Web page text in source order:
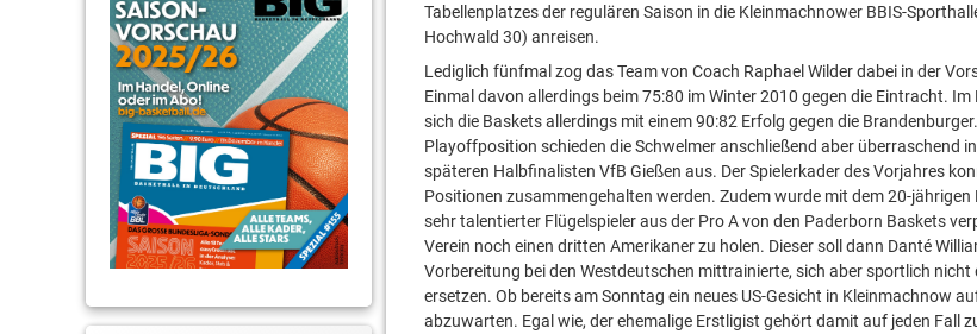
Tabellenplatzes der regulären Saison in die Kleinmachnower BBIS-
Hochwald 30) anreisen.
Lediglich fünfmal zog das Team von Coach Raphael Wilder dabei in der
Einmal davon allerdings beim 75:80 im Winter 2010 gegen die Eintracht.
sich die Baskets allerdings mit einem 90:82 Erfolg gegen die
Playoffposition schieden die Schwelmer anschließend aber überraschend
späteren Halbfinalisten VfB Gießen aus. Der Spielerkader des Vorjahres
Positionen zusammengehalten werden. Zudem wurde mit dem 20-jährigen
sehr talentierter Flügelspieler aus der Pro A von den Paderborn Baskets
Verein noch einen dritten Amerikaner zu holen. Dieser soll dann Danté
Vorbereitung bei den Westdeutschen mittrainierte, sich aber sportlich nicht
ersetzen. Ob bereits am Sonntag ein neues US-Gesicht in Kleinmachnow
abzuwarten. Egal wie, der ehemalige Erstligist gehört damit auf jeden Fall